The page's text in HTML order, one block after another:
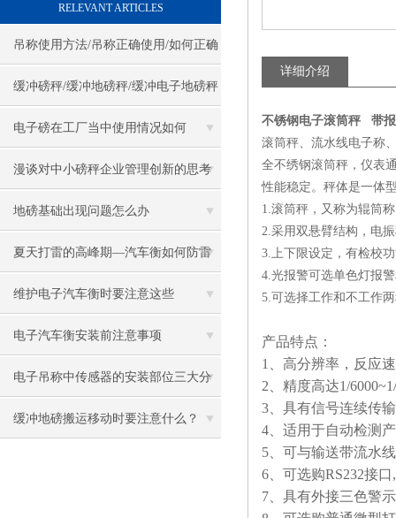
RELEVANT ARTICLES
吊称使用方法/吊称正确使用/如何正确
使用吊称
缓冲磅秤/缓冲地磅秤/缓冲电子地磅秤
电子磅在工厂当中使用情况如何
漫谈对中小磅秤企业管理创新的思考
地磅基础出现问题怎么办
夏天打雷的高峰期—汽车衡如何防雷
击重点之重
维护电子汽车衡时要注意这些
电子汽车衡安装前注意事项
电子吊称中传感器的安装部位三大分
类
缓冲地磅搬运移动时要注意什么？
详细介绍
不锈钢电子滚筒秤 带
滚筒秤、流水线电子称
全不绣钢滚筒秤，仪表
性能稳定。秤体是一体
1.滚筒秤，又称为辊筒
2.采用双悬臂结构，电
3.上下限设定，有检校
4.光报警可选单色灯报
5.可选择工作和不工作
产品特点：
1、高分辨率，反应
2、精度高达1/
3、具有信号连续传
4、适用于自动检测
5、可与输送带流水
6、可选购RS232接
7、具有外接三色警